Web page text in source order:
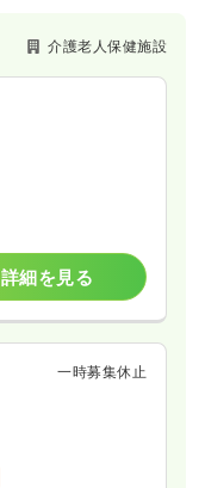
介護老人保健施設
詳細を見る
一時募集休止